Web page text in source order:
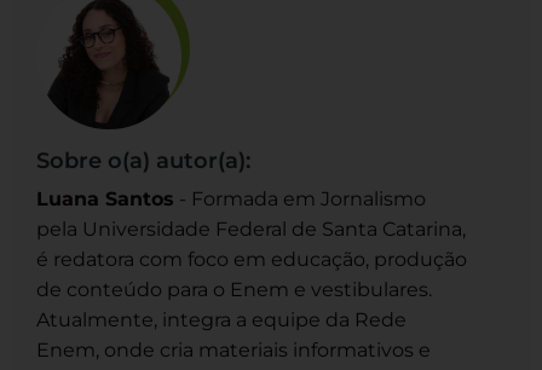
Sobre o(a) autor(a):
Luana Santos - Formada em Jornalismo
pela Universidade Federal de Santa Catarina,
é redatora com foco em educação, produção
de conteúdo para o Enem e vestibulares.
Atualmente, integra a equipe da Rede
Enem, onde cria materiais informativos e